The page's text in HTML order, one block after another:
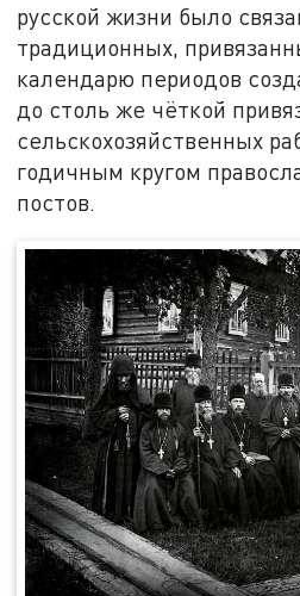
русской жизни было
традиционных,
календарю периодов
до столь же чёткой
сельскохозяйственных
годичным кругом
постов.